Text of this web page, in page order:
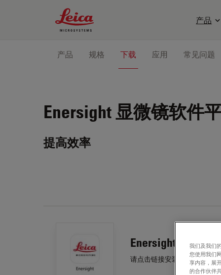
Leica Microsystems Logo
产品
产品 规格 下载 应用 常见问题
Enersight 显微镜软件
提高效率
Enersight 软件 –
请点击链接安装 Enersight
我们及我们
您使用我们
享内容，展
的合作伙伴